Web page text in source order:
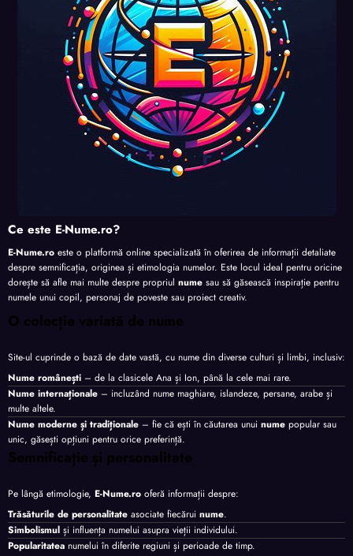
te
te
Ce este E-Nume.ro?
E-Nume.ro este o platformă online specializată în oferirea de informații detaliate
despre semnificația, originea și etimologia numelor. Este locul ideal pentru oricine
dorește să afle mai multe despre propriul nume sau să găsească inspirație pentru
numele unui copil, personaj de poveste sau proiect creativ.
O colecție variată de nume
Site-ul cuprinde o bază de date vastă, cu nume din diverse culturi și limbi, inclusiv:
Nume românești – de la clasicele Ana și Ion, până la cele mai rare.
Nume internaționale – incluzând nume maghiare, islandeze, persane, arabe și
multe altele.
Nume moderne și tradiționale – fie că ești în căutarea unui nume popular sau
unic, găsești opțiuni pentru orice preferință.
Semnificație și personalitate
Pe lângă etimologie, E-Nume.ro oferă informații despre:
Trăsăturile de personalitate asociate fiecărui nume.
Simbolismul și influența numelui asupra vieții individului.
Popularitatea numelui în diferite regiuni și perioade de timp.